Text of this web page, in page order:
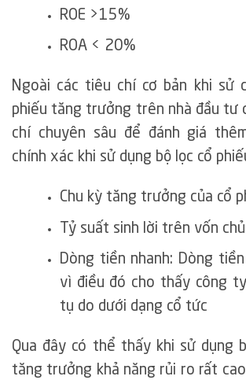
ROE >15%
ROA < 20%
Ngoài các tiêu chí cơ bản khi sử
phiếu tăng trưởng trên nhà đầu tư
chí chuyên sâu để đánh giá
chính xác khi sử dụng bộ lọc cổ
Chu kỳ tăng trưởng của cổ
Tỷ suất sinh lời trên vốn
Dòng tiền nhanh: Dòng
vì điều đó cho thấy công
tụ do dưới dạng cổ tức
Qua đây có thể thấy khi sử dụng
tăng trưởng khả năng rủi ro rất